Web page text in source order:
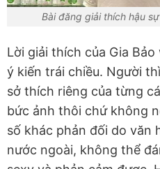
Bài đăng giải thích hậu
Lời giải thích của Gia
ý kiến trái chiều. Người
sở thích riêng của từng
bức ảnh thôi chứ không
số khác phản đối do văn
nước ngoài, không thể